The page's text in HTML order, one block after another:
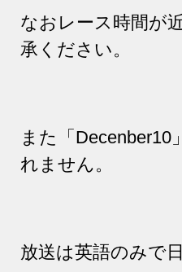
なおレース時間が
承ください。
また「 Decenber10
れません。
放送は英語のみで